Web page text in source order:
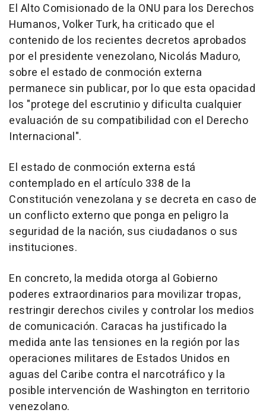
El Alto Comisionado de la ONU para los Derechos
Humanos, Volker Turk, ha criticado que el
contenido de los recientes decretos aprobados
por el presidente venezolano, Nicolás Maduro,
sobre el estado de conmoción externa
permanece sin publicar, por lo que esta opacidad
los "protege del escrutinio y dificulta cualquier
evaluación de su compatibilidad con el Derecho
Internacional".
El estado de conmoción externa está
contemplado en el artículo 338 de la
Constitución venezolana y se decreta en caso de
un conflicto externo que ponga en peligro la
seguridad de la nación, sus ciudadanos o sus
instituciones.
En concreto, la medida otorga al Gobierno
poderes extraordinarios para movilizar tropas,
restringir derechos civiles y controlar los medios
de comunicación. Caracas ha justificado la
medida ante las tensiones en la región por las
operaciones militares de Estados Unidos en
aguas del Caribe contra el narcotráfico y la
posible intervención de Washington en territorio
venezolano.